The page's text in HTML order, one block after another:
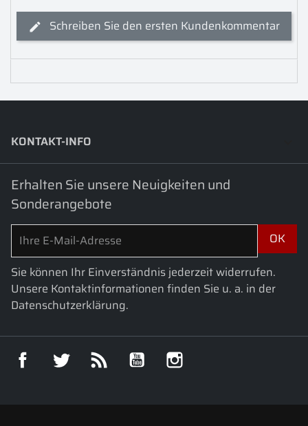
Schreiben Sie den ersten Kundenkommentar
KONTAKT-INFO
Erhalten Sie unsere Neuigkeiten und
Sonderangebote
Sie können Ihr Einverständnis jederzeit widerrufen.
Unsere Kontaktinformationen finden Sie u. a. in der
Datenschutzerklärung.
Facebook Twitter RSS YouTube